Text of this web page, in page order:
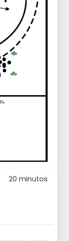
20 minutos